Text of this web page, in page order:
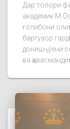
Дар толори
академик
ғолибони
баргузор
донишҷӯёни
ва